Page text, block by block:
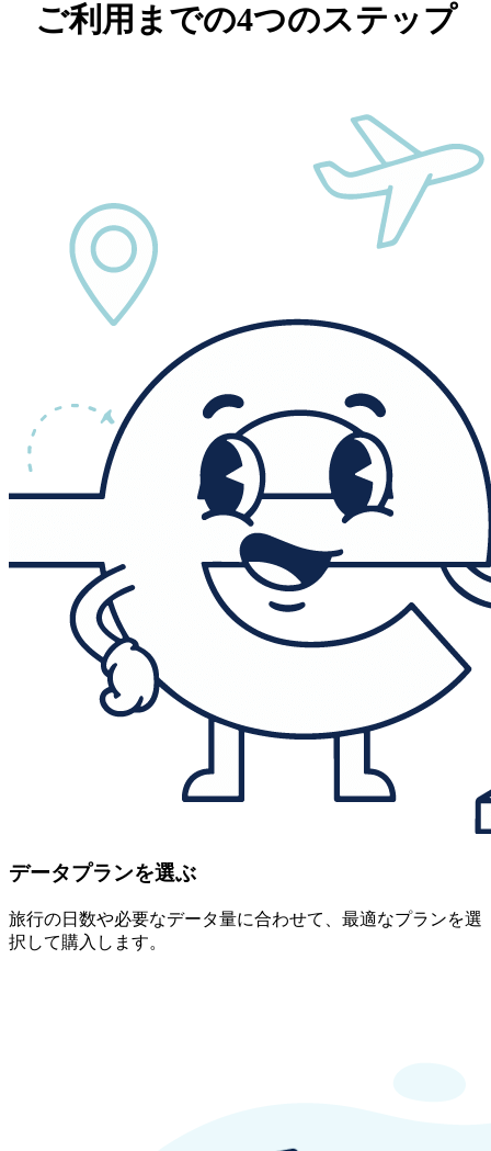
ご利用までの4つのステップ
データプランを選ぶ
旅行の日数や必要なデータ量に合わせて、最適なプランを選
択して購入します。